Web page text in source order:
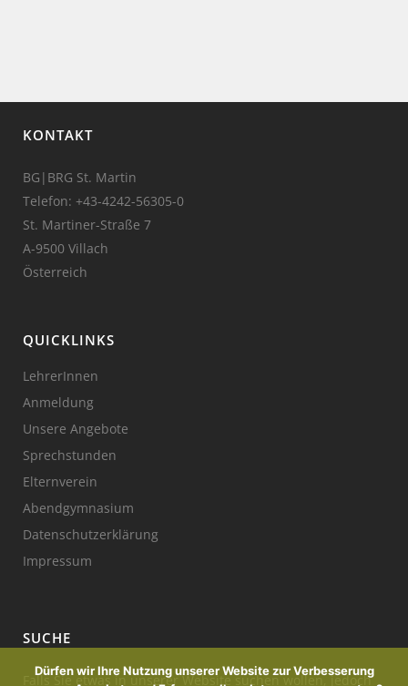
KONTAKT
BG|BRG St. Martin
Telefon: +43-4242-56305-0
St. Martiner-Straße 7
A-9500 Villach
Österreich
QUICKLINKS
LehrerInnen
Anmeldung
Unsere Angebote
Sprechstunden
Elternverein
Abendgymnasium
Datenschutzerklärung
Impressum
SUCHE
Falls Sie etwas in unserer Website suchen wollen, jedoch
Dürfen wir Ihre Nutzung unserer Website zur Verbesserung